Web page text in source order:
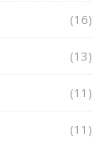
(16)
(13)
(11)
(11)